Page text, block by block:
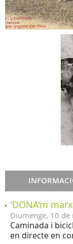
'DONA'm
Diumenge, 10 de
Caminada i
en directe en